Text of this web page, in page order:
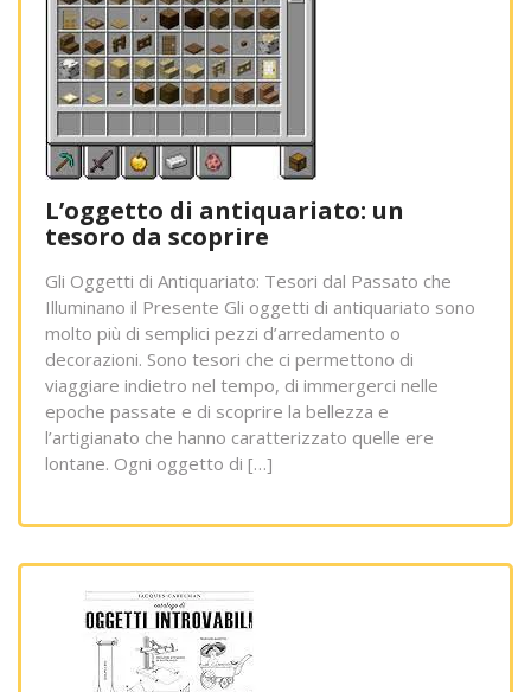
L’oggetto di antiquariato: un
tesoro da scoprire
Gli Oggetti di Antiquariato: Tesori dal Passato che
Illuminano il Presente Gli oggetti di antiquariato sono
molto più di semplici pezzi d’arredamento o
decorazioni. Sono tesori che ci permettono di
viaggiare indietro nel tempo, di immergerci nelle
epoche passate e di scoprire la bellezza e
l’artigianato che hanno caratterizzato quelle ere
lontane. Ogni oggetto di […]